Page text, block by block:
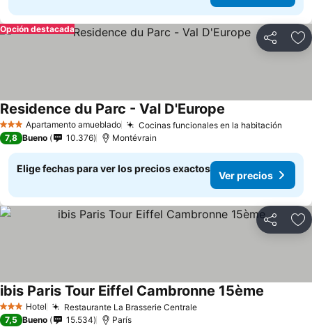
Compartir
Opción destacada
3 EstrellasApartamento amueblado Cocinas funcionales en la habitación
Residence du Parc - Val D'Europe
7,8 Bueno 10.376 Montévrain
Elige fechas para ver los precios exactos
Ver precios
Compartir
3 Estrellas
Hotel Restaurante La Brasserie Centrale
ibis Paris Tour Eiffel Cambronne 15ème
7,5 Bueno 15.534 París